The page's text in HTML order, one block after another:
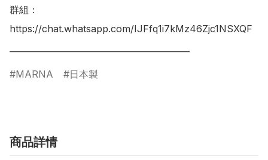
群組：
https://chat.whatsapp.com/IJFfq1i7kMz46Zjc1NSXQF
MARNA 日本製
商品詳情